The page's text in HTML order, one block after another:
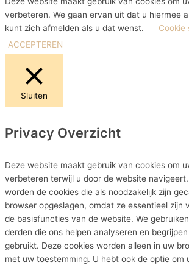
verbeteren. We gaan ervan uit dat u hiermee
kunt zich afmelden als u dat wenst.
Cookie
ACCEPTEREN
Sluiten
Privacy Overzicht
Deze website maakt gebruik van cookies om
verbeteren terwijl u door de website
worden de cookies die als noodzakelijk zijn
browser opgeslagen, omdat ze essentieel zijn
de basisfuncties van de website. We
derden die ons helpen analyseren en
gebruikt. Deze cookies worden alleen in uw
met uw toestemming. U hebt ook de optie om